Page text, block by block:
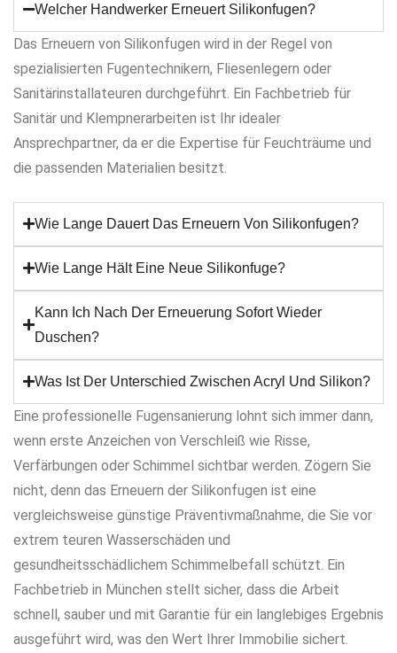
Welcher Handwerker Erneuert Silikonfugen?
Das Erneuern von Silikonfugen wird in der Regel von
spezialisierten Fugentechnikern, Fliesenlegern oder
Sanitärinstallateuren durchgeführt. Ein Fachbetrieb für
Sanitär und Klempnerarbeiten ist Ihr idealer
Ansprechpartner, da er die Expertise für Feuchträume und
die passenden Materialien besitzt.
Wie Lange Dauert Das Erneuern Von Silikonfugen?
Wie Lange Hält Eine Neue Silikonfuge?
Kann Ich Nach Der Erneuerung Sofort Wieder
Duschen?
Was Ist Der Unterschied Zwischen Acryl Und Silikon?
Eine professionelle Fugensanierung lohnt sich immer dann,
wenn erste Anzeichen von Verschleiß wie Risse,
Verfärbungen oder Schimmel sichtbar werden. Zögern Sie
nicht, denn das Erneuern der Silikonfugen ist eine
vergleichsweise günstige Präventivmaßnahme, die Sie vor
extrem teuren Wasserschäden und
gesundheitsschädlichem Schimmelbefall schützt. Ein
Fachbetrieb in München stellt sicher, dass die Arbeit
schnell, sauber und mit Garantie für ein langlebiges Ergebnis
ausgeführt wird, was den Wert Ihrer Immobilie sichert.